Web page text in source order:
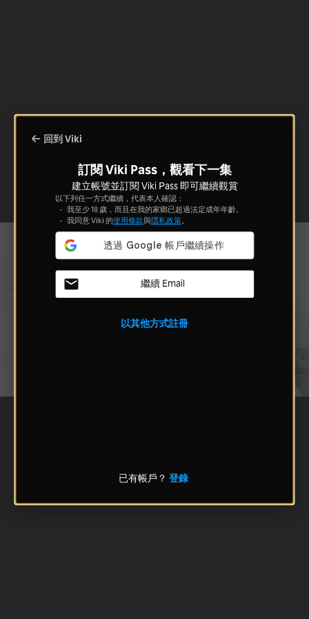
回到 Viki
訂閱 Viki Pass，觀看下一集
建立帳號並訂閱 Viki Pass 即可繼續觀賞
以下列任一方式繼續，代表本人確認：
我至少 18 歲，而且在我的家鄉已超過法定成年年齡。
我同意 Viki 的使用條款與隱私政策。
繼續 Email
以其他方式註冊
已有帳戶？ 登錄